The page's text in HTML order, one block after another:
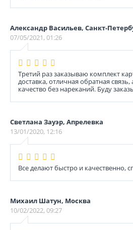
Александр Васильев, Санкт-
07/05/2021, 01:26
Третий раз заказываю комплект
доставка, отличная обратная
качество без нареканий. Буду
Светлана Зауэр, Апрелевка
13/01/2020, 12:16
Все делают быстро и качественно,
Михаил Шатун, Москва
10/02/2022, 09:27